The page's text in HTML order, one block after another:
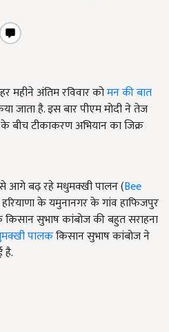
हर महीने अंतिम रविवार कोमन की बात
जाता है. इस बार पीएम मोदी ने तेज
बीच टीकाकरण अभियान का जिक्र
आगे बढ़ रहे मधुमक्खी पालन (Bee
हरियाणा के यमुनानगर के गांव हाफिजपुर
किसान सुभाष कांबोज की बहुत सराहना
पालककिसान सुभाष कांबोज ने
है.